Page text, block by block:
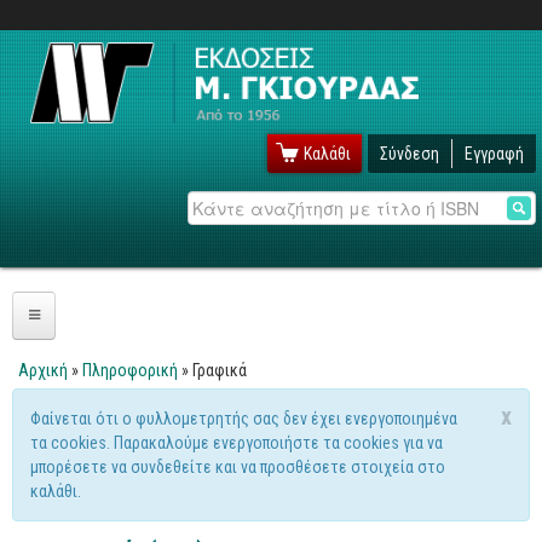
Καλάθι Σύνδεση Εγγραφή
Αναζήτηση
Πληροφορική
Λειτουργικά
Windows
Linux
Unix
Είστε εδώ
Αρχική » Πληροφορική » Γραφικά
x
Μήνυμα προειδοποίησης
Φαίνεται ότι ο φυλλομετρητής σας δεν έχει ενεργοποιημένα
τα cookies. Παρακαλούμε ενεργοποιήστε τα cookies για να
μπορέσετε να συνδεθείτε και να προσθέσετε στοιχεία στο
καλάθι.